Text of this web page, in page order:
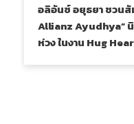
อลิอันซ์ อยุธยา ชวน
Allianz Ayudhya”
ห่วง ในงาน Hug